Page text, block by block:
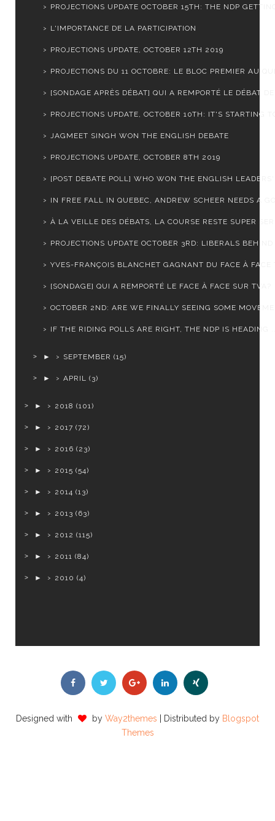
PROJECTIONS UPDATE OCTOBER 15TH: THE NDP
L'IMPORTANCE DE LA PARTICIPATION
PROJECTIONS UPDATE, OCTOBER 12TH 2019
PROJECTIONS DU 11 OCTOBRE: LE BLOC PREMIER AU
[SONDAGE APRÈS DÉBAT] QUI A REMPORTÉ LE DÉBAT
PROJECTIONS UPDATE, OCTOBER 10TH: IT'S STARTING
JAGMEET SINGH WON THE ENGLISH DEBATE
PROJECTIONS UPDATE, OCTOBER 8TH 2019
[POST DEBATE POLL] WHO WON THE ENGLISH
IN FREE FALL IN QUEBEC, ANDREW SCHEER NEEDS A
À LA VEILLE DES DÉBATS, LA COURSE RESTE SUPER
PROJECTIONS UPDATE OCTOBER 3RD: LIBERALS
YVES-FRANÇOIS BLANCHET GAGNANT DU FACE À FACE
[SONDAGE] QUI A REMPORTÉ LE FACE À FACE SUR TVA?
OCTOBER 2ND: ARE WE FINALLY SEEING SOME
IF THE RIDING POLLS ARE RIGHT, THE NDP IS HEADING
► SEPTEMBER (15)
► APRIL (3)
► 2018 (101)
► 2017 (72)
► 2016 (23)
► 2015 (54)
► 2014 (13)
► 2013 (63)
► 2012 (115)
► 2011 (84)
► 2010 (4)
Designed with by Way2themes | Distributed by Blogspot
Themes